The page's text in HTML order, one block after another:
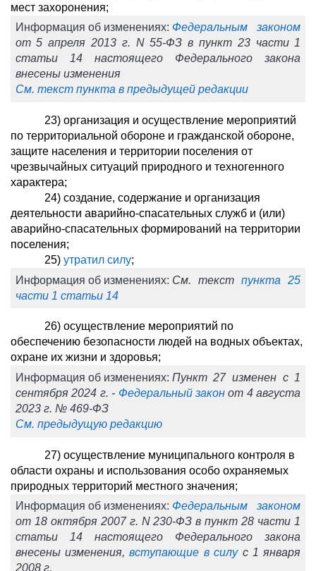
мест захоронения;
Информация об изменениях: Федеральным законом
от 5 апреля 2013 г. N 55-ФЗ в пункт 23 части 1
статьи 14 настоящего Федерального закона
внесены изменения
См. текст пункта в предыдущей редакции
23) организация и осуществление мероприятий
по территориальной обороне и гражданской обороне,
защите населения и территории поселения от
чрезвычайных ситуаций природного и техногенного
характера;
24) создание, содержание и организация
деятельности аварийно-спасательных служб и (или)
аварийно-спасательных формирований на территории
поселения;
25) утратил силу;
Информация об изменениях: См. текстпункта 25
части 1 статьи 14
26) осуществление мероприятий по
обеспечению безопасности людей на водных объектах,
охране их жизни и здоровья;
Информация об изменениях: Пункт 27 изменен с 1
сентября 2024 г. - Федеральный законот 4 августа
2023 г. № 469-ФЗ
См. предыдущую редакцию
27) осуществление муниципального контроля в
области охраны и использования особо охраняемых
природных территорий местного значения;
Информация об изменениях: Федеральным законом
от 18 октября 2007 г. N 230-ФЗ в пункт 28 части 1
статьи 14 настоящего Федерального закона
внесены изменения,вступающие в силус 1 января
2008 г.